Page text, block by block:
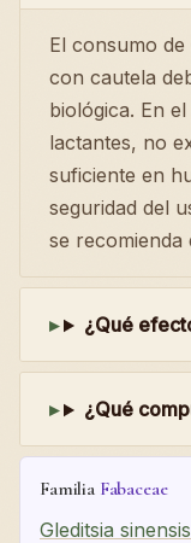
El consumo
con cautela
biológica. En
lactantes, no
suficiente en
seguridad del
se recomienda
¿Qué
¿Qué
Familia Fabaceae
Gleditsia sinensis